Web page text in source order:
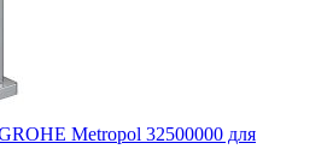
Metropol 32500000 для